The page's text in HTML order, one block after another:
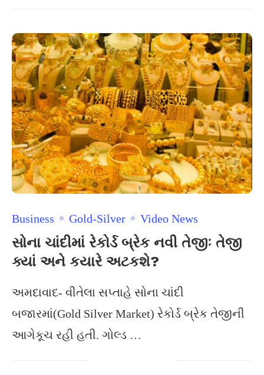
Business Gold-Silver Video News
સોના ચાંદીમાં રેકોર્ડ બ્રેક નવી તેજીઃ તેજી
ક્યાં અને કયારે અટકશે?
અમદાવાદ- વીતેલા સપ્તાહે સોના ચાંદી
બજારમાં(Gold Silver Market) રેકોર્ડ બ્રેક તેજીની
આગેકૂચ રહી હતી. ગોલ્ડ …